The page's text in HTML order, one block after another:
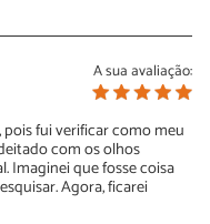
A sua avaliação:
fui verificar como meu
com os olhos
Imaginei que fosse coisa
Agora, ficarei